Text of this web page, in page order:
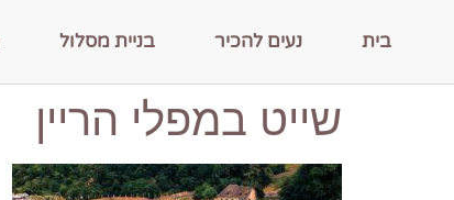
בית נעים להכיר בניית מסלול
שייט במפלי הריין